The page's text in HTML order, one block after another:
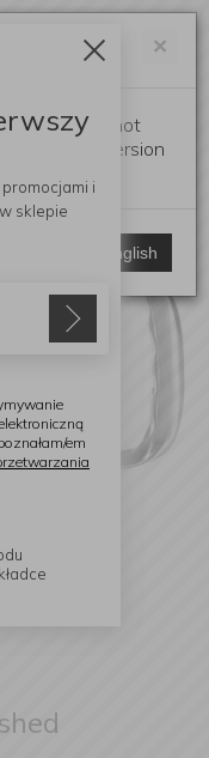
×
language is not
English version
Switch to English
i
sklepie
em